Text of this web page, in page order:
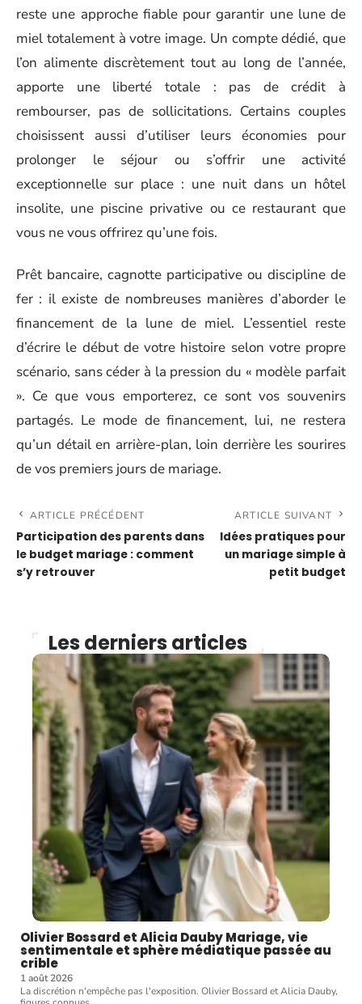
reste une approche fiable pour garantir une lune de
miel totalement à votre image. Un compte dédié, que
l’on alimente discrètement tout au long de l’année,
apporte une liberté totale : pas de crédit à
rembourser, pas de sollicitations. Certains couples
choisissent aussi d’utiliser leurs économies pour
prolonger le séjour ou s’offrir une activité
exceptionnelle sur place : une nuit dans un hôtel
insolite, une piscine privative ou ce restaurant que
vous ne vous offrirez qu’une fois.
Prêt bancaire, cagnotte participative ou discipline de
fer : il existe de nombreuses manières d’aborder le
financement de la lune de miel. L’essentiel reste
d’écrire le début de votre histoire selon votre propre
scénario, sans céder à la pression du « modèle parfait
». Ce que vous emporterez, ce sont vos souvenirs
partagés. Le mode de financement, lui, ne restera
qu’un détail en arrière-plan, loin derrière les sourires
de vos premiers jours de mariage.
ARTICLE PRÉCÉDENT
Participation des parents dans
le budget mariage : comment
s’y retrouver
ARTICLE SUIVANT
Idées pratiques pour
un mariage simple à
petit budget
Les derniers articles
Olivier Bossard et Alicia Dauby Mariage, vie
sentimentale et sphère médiatique passée au
crible
1 août 2026
La discrétion n'empêche pas l'exposition. Olivier Bossard et Alicia Dauby,